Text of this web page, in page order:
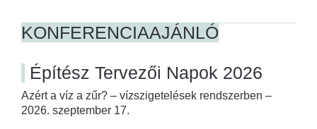
KONFERENCIAAJÁNLÓ
Építész Tervezői Napok 2026
Azért a víz a zűr? – vízszigetelések rendszerben –
2026. szeptember 17.